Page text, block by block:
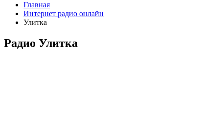
Главная
Интернет радио онлайн
Улитка
Радио Улитка